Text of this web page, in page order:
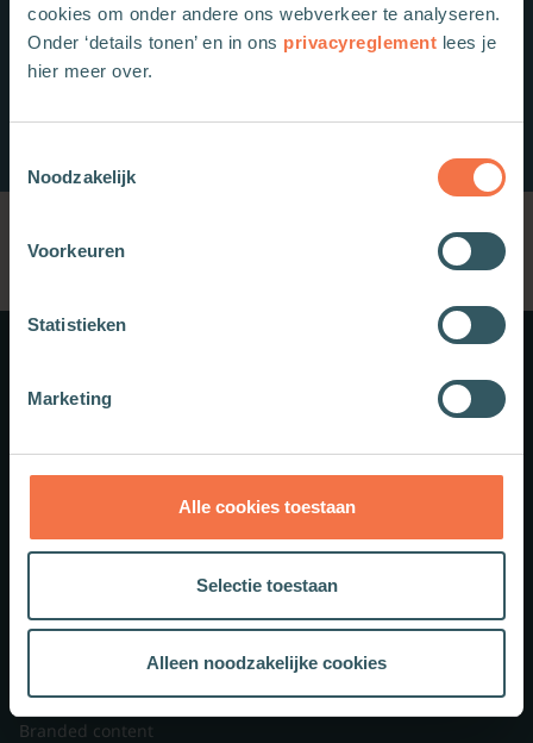
cookies om onder andere ons webverkeer te analyseren.
Onder ‘details tonen’ en in ons privacyreglement lees je
hier meer over.
Noodzakelijk
Voorkeuren
Statistieken
Marketing
Alle cookies toestaan
Selectie toestaan
Alleen noodzakelijke cookies
Nieuwsbrieven
Veelgestelde vragen
Contact
Branded content